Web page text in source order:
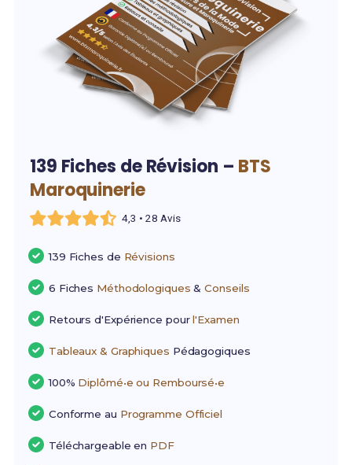
139 Fiches de Révision – BTS
Maroquinerie
4,3 • 28 Avis
139 Fiches de Révisions
6 Fiches Méthodologiques &Conseils
Retours d'Expérience pourl'Examen
Tableaux & Graphiques Pédagogiques
100% Diplômé•e ou Remboursé•e
Conforme au Programme Officiel
Téléchargeable en PDF